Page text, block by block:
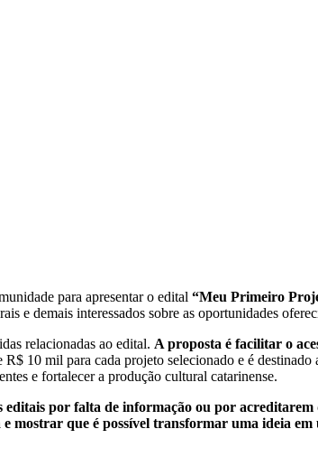
para apresentar o edital “Meu Primeiro
e demais interessados sobre as oportunidades
relacionadas ao edital. A proposta é facilitar o
10 mil para cada projeto selecionado e é destinado
e fortalecer a produção cultural catarinense.
por falta de informação ou por acreditarem
mostrar que é possível transformar uma ideia